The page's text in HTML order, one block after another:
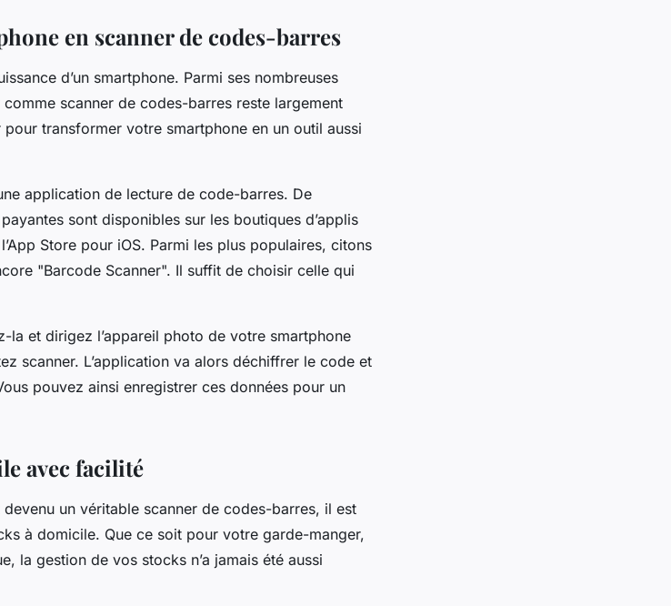
en scanner de codes-barres
d’un smartphone. Parmi ses nombreuses
comme scanner de codes-barres reste largement
transformer votre smartphone en un outil aussi
application de lecture de code-barres. De
sont disponibles sur les boutiques d’applis
Store pour iOS. Parmi les plus populaires, citons
"Barcode Scanner". Il suffit de choisir celle qui
la et dirigez l’appareil photo de votre smartphone
scanner. L’application va alors déchiffrer le code et
pouvez ainsi enregistrer ces données pour un
avec facilité
un véritable scanner de codes-barres, il est
à domicile. Que ce soit pour votre garde-manger,
la gestion de vos stocks n’a jamais été aussi